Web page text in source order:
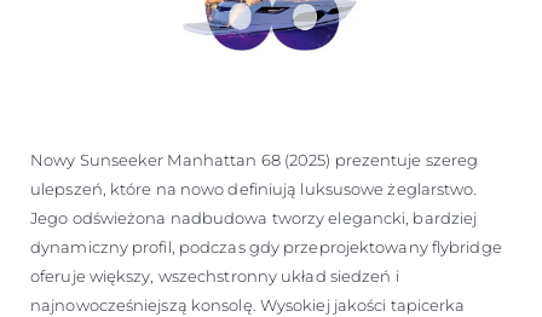
Nowy Sunseeker Manhattan 68 (2025) prezentuje szereg
ulepszeń, które na nowo definiują luksusowe żeglarstwo.
Jego odświeżona nadbudowa tworzy elegancki, bardziej
dynamiczny profil, podczas gdy przeprojektowany flybridge
oferuje większy, wszechstronny układ siedzeń i
najnowocześniejszą konsolę. Wysokiej jakości tapicerka